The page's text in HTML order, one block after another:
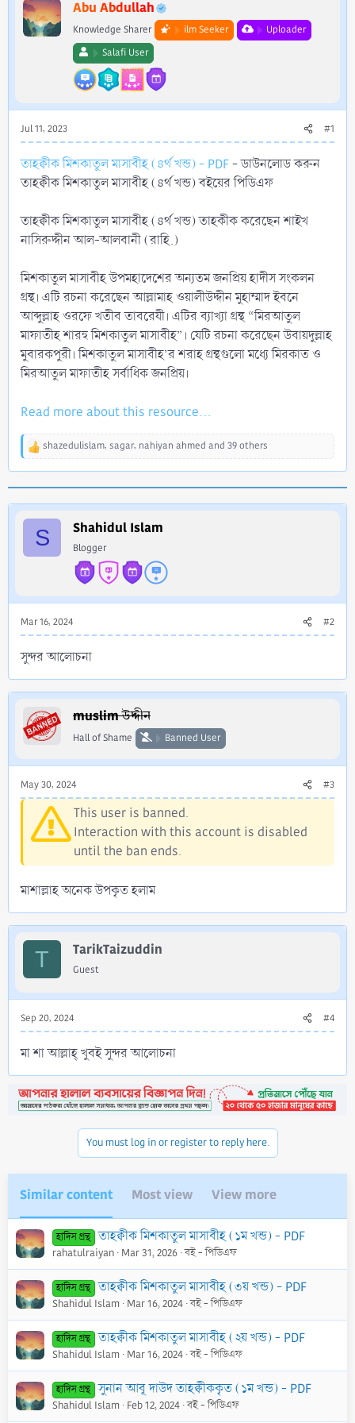
Abu Abdullah
Knowledge Sharer ilm Seeker
Uploader
Salafi User
Jul 11, 2023 #1
তাহক্বীক মিশকাতুল মাসাবীহ (৪র্থ খন্ড) - PDF- ডাউনলোড করুন
তাহক্বীক মিশকাতুল মাসাবীহ (৪র্থ খন্ড) বইয়ের পিডিএফ
তাহক্বীক মিশকাতুল মাসাবীহ (৪র্থ খন্ড) তাহকীক করেছেন শাইখ
নাসিরুদ্দীন আল-আলবানী (রাহি.)
মিশকাতুল মাসাবীহ উপমহাদেশের অন্যতম জনপ্রিয় হাদীস সংকলন
গ্রন্থ। এটি রচনা করেছেন আল্লামাহ ওয়ালীউদ্দীন মুহাম্মাদ ইবনে
আব্দুল্লাহ ওরফে খতীব তাবরেযী। এটির ব্যাখ্যা গ্রন্থ “মিরআতুল
মাফাতীহ শারহু মিশকাতুল মাসাবীহ”। যেটি রচনা করেছেন উবায়দুল্লাহ
মুবারকপুরী। মিশকাতুল মাসাবীহ’র শরাহ গ্রন্থগুলো মধ্যে মিরকাত ও
মিরআতুল মাফাতীহ সর্বাধিক জনপ্রিয়।
Read more about this resource...
R
shazedulislam, sagar, nahiyan ahmed and 39 others
S Shahidul Islam
Blogger
Mar 16, 2024 #2
সুন্দর আলোচনা
muslim উদ্দীন
Hall of Shame Banned User
May 30, 2024 #3
This user is banned.
Interaction with this account is disabled
until the ban ends.
মাশাল্লাহ অনেক উপকৃত হলাম
T TarikTaizuddin
Guest
Sep 20, 2024 #4
মা শা আল্লাহ্ খুবই সুন্দর আলোচনা
You must log in or register to reply here.
Similar content Most view View more
হাদিস গ্রন্থ তাহক্বীক মিশকাতুল মাসাবীহ (১ম খন্ড) - PDF
rahatulraiyan Mar 31, 2026 বই - পিডিএফ
হাদিস গ্রন্থ তাহক্বীক মিশকাতুল মাসাবীহ (৩য় খন্ড) - PDF
Shahidul Islam Mar 16, 2024 বই - পিডিএফ
হাদিস গ্রন্থ তাহক্বীক মিশকাতুল মাসাবীহ (২য় খন্ড) - PDF
Shahidul Islam Mar 16, 2024 বই - পিডিএফ
হাদিস গ্রন্থ সুনান আবূ দাউদ তাহক্বীককৃত (১ম খন্ড) - PDF
Shahidul Islam Feb 12, 2024 বই - পিডিএফ